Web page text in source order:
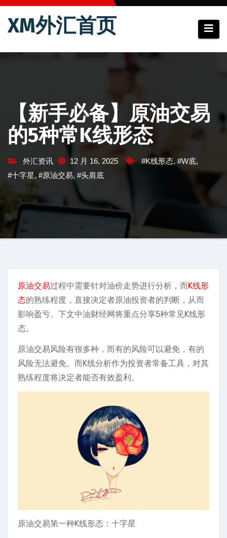
跳
XM外汇首页
【新手必备】原油交易
的5种常K线形态
外汇资讯 12 月 16, 2025 #K线形态, #W底,
#十字星,#原油交易, #头肩底
原油交易过程中需要针对油价走势进行分析，而K线形
态的熟练程度，直接决定者原油投资者的判断，从而
影响盈亏。下文中油财经网将重点分享5种常见K线形
态。
原油交易风险有很多种，而有的风险可以避免，有的
风险无法避免。而K线分析作为投资者常备工具，对其
熟练程度将决定者能否有效盈利。
原油交易第一种K线形态：十字星